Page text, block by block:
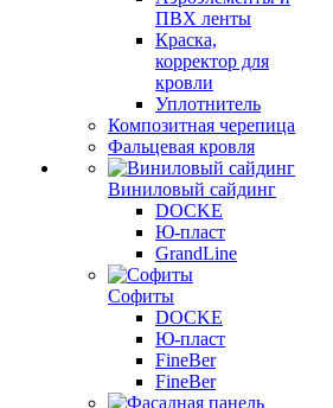
ПВХ ленты
Краска,
корректор для
кровли
Уплотнитель
Композитная черепица
Фальцевая кровля
Виниловый сайдинг
DOCKE
Ю-пласт
GrandLine
Софиты
DOCKE
Ю-пласт
FineBer
FineBer